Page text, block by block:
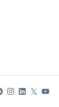
𝕏